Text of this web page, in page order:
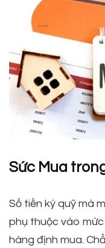
Sức Mua
Số tiền ký quỹ mà
phụ thuộc vào
hàng định mua.